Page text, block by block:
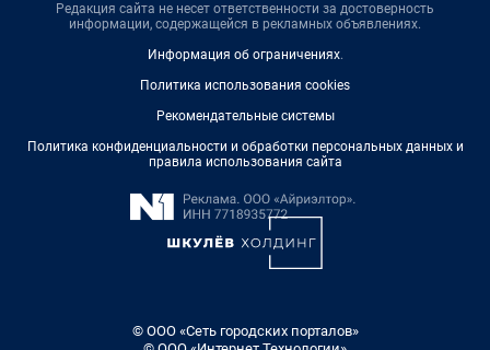
Редакция сайта не несет ответственности за достоверность
информации, содержащейся в рекламных объявлениях.
Информация об ограничениях.
Политика использования cookies
Рекомендательные системы
Политика конфиденциальности и обработки персональных данных и
правила использования сайта
© ООО «Сеть городских порталов»